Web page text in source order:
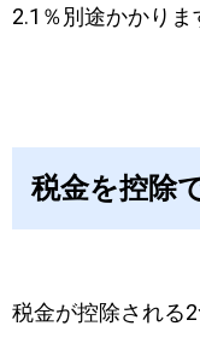
2.1％別途かかりま
税金を控除
税金が控除される